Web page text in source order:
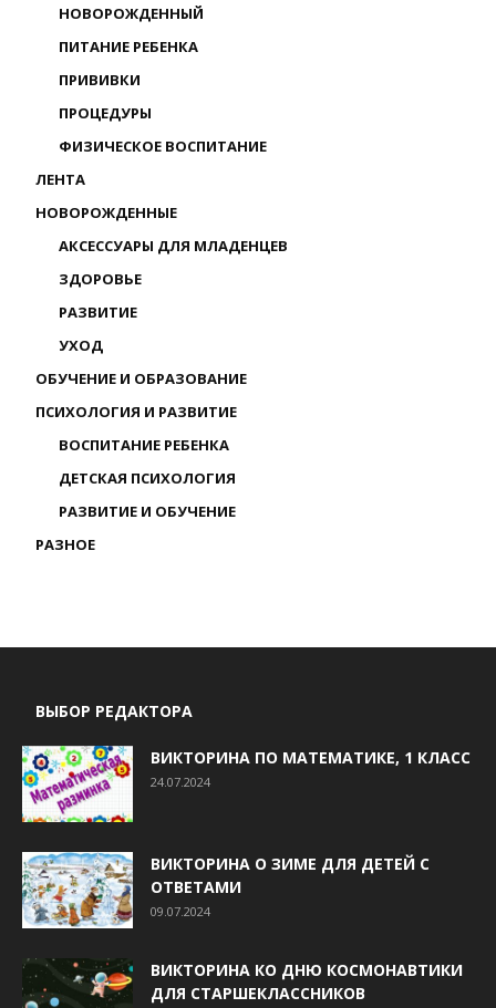
НОВОРОЖДЕННЫЙ
ПИТАНИЕ РЕБЕНКА
ПРИВИВКИ
ПРОЦЕДУРЫ
ФИЗИЧЕСКОЕ ВОСПИТАНИЕ
ЛЕНТА
НОВОРОЖДЕННЫЕ
АКСЕССУАРЫ ДЛЯ МЛАДЕНЦЕВ
ЗДОРОВЬЕ
РАЗВИТИЕ
УХОД
ОБУЧЕНИЕ И ОБРАЗОВАНИЕ
ПСИХОЛОГИЯ И РАЗВИТИЕ
ВОСПИТАНИЕ РЕБЕНКА
ДЕТСКАЯ ПСИХОЛОГИЯ
РАЗВИТИЕ И ОБУЧЕНИЕ
РАЗНОЕ
ВЫБОР РЕДАКТОРА
ВИКТОРИНА ПО МАТЕМАТИКЕ, 1 КЛАСС
24.07.2024
ВИКТОРИНА О ЗИМЕ ДЛЯ ДЕТЕЙ С
ОТВЕТАМИ
09.07.2024
ВИКТОРИНА КО ДНЮ КОСМОНАВТИКИ
ДЛЯ СТАРШЕКЛАССНИКОВ